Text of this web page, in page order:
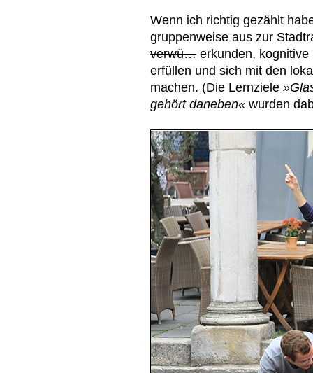
Wenn ich richtig gezählt
gruppenweise aus zur
verwü… erkunden,
erfüllen und sich mit den
machen. (Die Lernziele
gehört daneben« wurden